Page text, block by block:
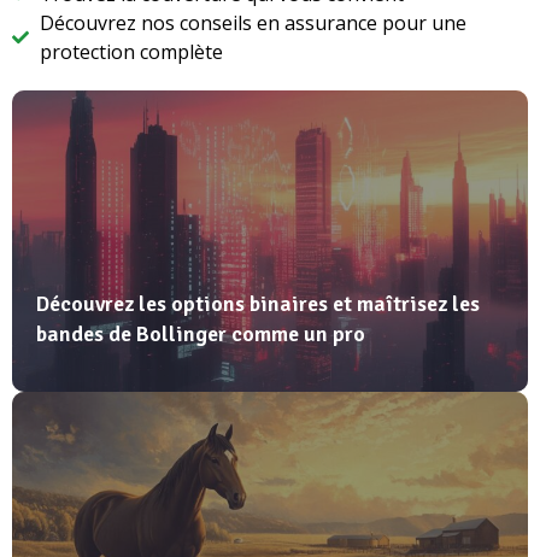
Découvrez nos conseils en assurance pour une
protection complète
Découvrez les options binaires et maîtrisez les
bandes de Bollinger comme un pro